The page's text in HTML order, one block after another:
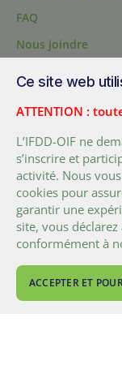
FAQ
Nous joindre
200, chemin Sainte-
Canada
Fax :+ (1) 418 692 5644
Ce site web
ATTENTION :
L’IFDD-OIF ne
s’inscrire et
activité. Nous
cookies pour
garantir une
site, vous
conformément à
ACCEPTER ET